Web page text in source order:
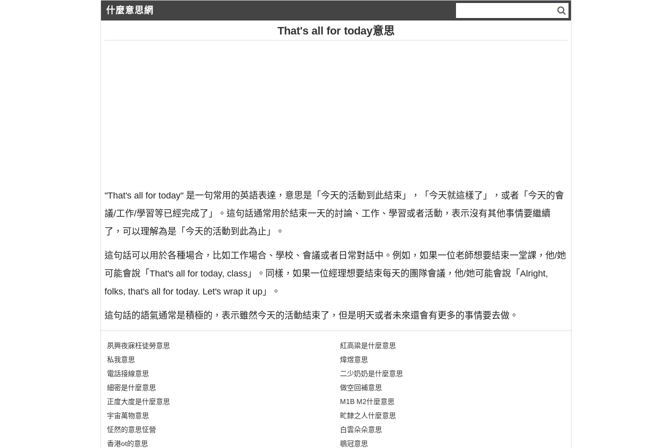
什麼意思網
That's all for today意思
"That's all for today" 是一句常用的英語表達，意思是「今天的活動到此結束」，「今天就這樣了」，或者「今天的會
議/工作/學習等已經完成了」。這句話通常用於結束一天的討論、工作、學習或者活動，表示沒有其他事情要繼續
了，可以理解為是「今天的活動到此為止」。
這句話可以用於各種場合，比如工作場合、學校、會議或者日常對話中。例如，如果一位老師想要結束一堂課，他/她
可能會說「That's all for today, class」。同樣，如果一位經理想要結束每天的團隊會議，他/她可能會說「Alright,
folks, that's all for today. Let's wrap it up」。
這句話的語氣通常是積極的，表示雖然今天的活動結束了，但是明天或者未來還會有更多的事情要去做。
夙興夜寐枉徒勞意思
私我意思
電話接線意思
細密是什麼意思
正度大度是什麼意思
宇宙萬物意思
怔然的意思怔營
香港ot的意思
紅高粱是什麼意思
煒煜意思
二少奶奶是什麼意思
做空回補意思
M1B M2什麼意思
甿隸之人什麼意思
白雲朵朵意思
鶡冠意思